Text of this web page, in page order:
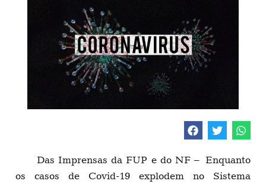
Das Imprensas da FUP e do NF – Enquanto
os casos de Covid-19 explodem no Sistema